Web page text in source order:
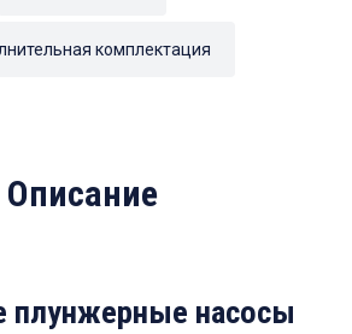
комплектация
Описание
плунжерные насосы